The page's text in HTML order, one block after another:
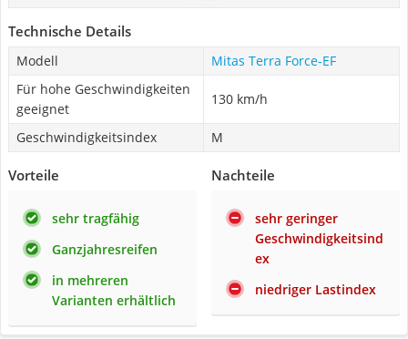
Technische Details
Modell
Mitas Terra Force-EF
Für hohe Geschwindigkeiten
geeignet
130 km/h
Geschwindigkeitsindex M
Vorteile
sehr tragfähig
Ganzjahresreifen
in mehreren
Varianten erhältlich
Nachteile
sehr geringer
Geschwindigkeitsind
ex
niedriger Lastindex